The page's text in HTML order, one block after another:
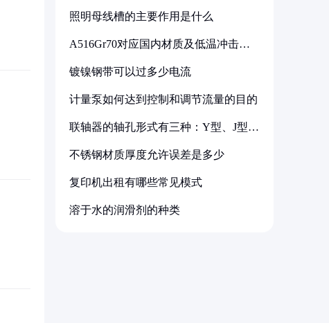
照明母线槽的主要作用是什么
A516Gr70对应国内材质及低温冲击要
镀镍钢带可以过多少电流
计量泵如何达到控制和调节流量的目的
联轴器的轴孔形式有三种：Y型、J型、
不锈钢材质厚度允许误差是多少
复印机出租有哪些常见模式
溶于水的润滑剂的种类